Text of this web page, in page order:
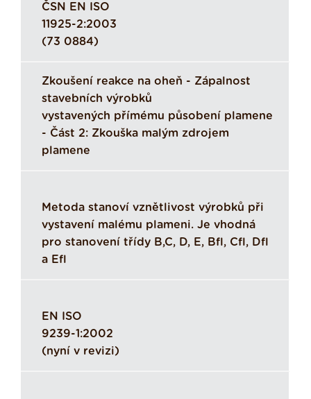
ČSN EN ISO
11925-2:2003
(73 0884)
Zkoušení reakce na oheň - Zápalnost
stavebních výrobků
vystavených přímému působení plamene
- Část 2: Zkouška malým zdrojem
plamene
Metoda stanoví vznětlivost výrobků při
vystavení malému plameni. Je vhodná
pro stanovení třídy B,C, D, E, Bfl, Cfl, Dfl
a Efl
EN ISO
9239-1:2002
(nyní v revizi)